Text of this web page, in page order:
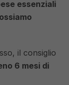
essenziali
il consiglio
6 mesi di